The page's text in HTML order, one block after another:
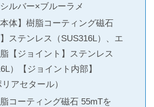
シルバー×ブルーラメ
本体】樹脂コーティング磁石
】ステンレス（SUS316L）、エ
【ジョイント】ステンレス
）【ジョイント内部】
アセタール）
コーティング磁石 55mTを